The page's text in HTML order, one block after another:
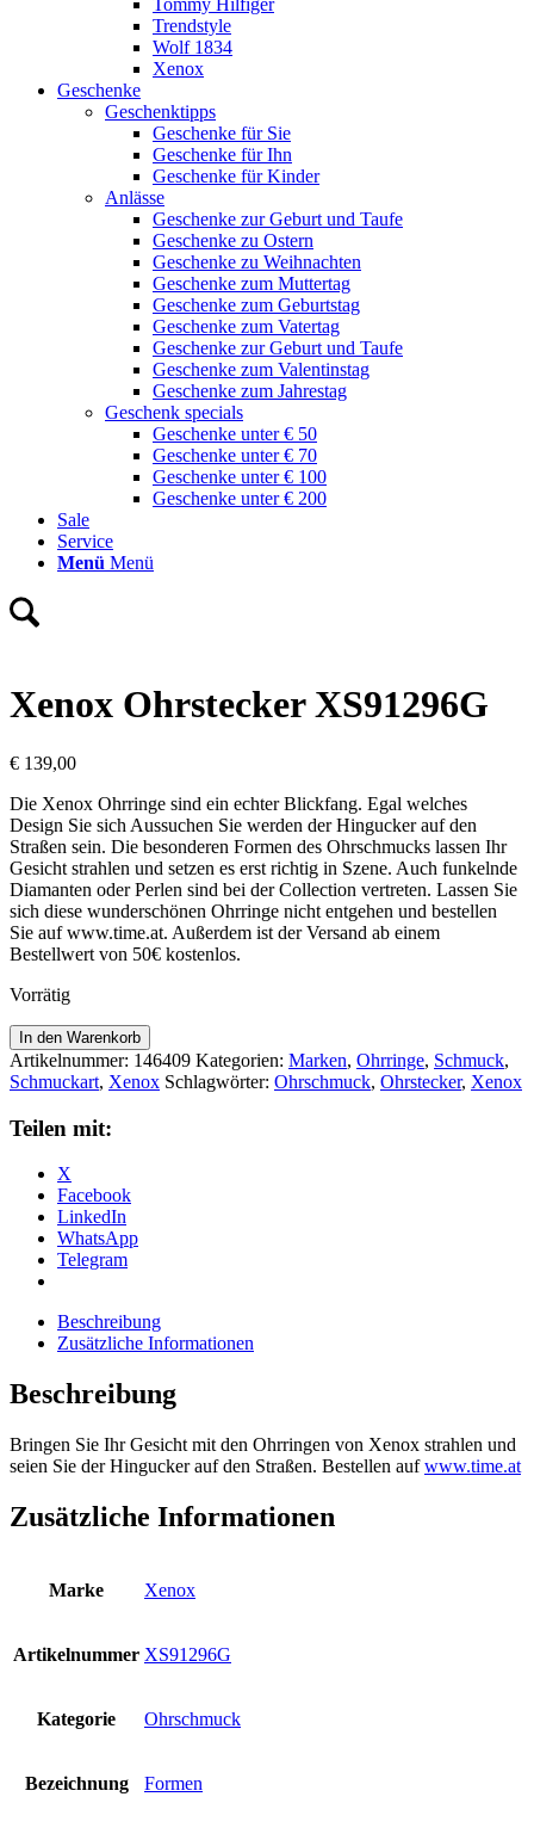
Tommy Hilfiger
Trendstyle
Wolf 1834
Xenox
Geschenke
Geschenktipps
Geschenke für Sie
Geschenke für Ihn
Geschenke für Kinder
Anlässe
Geschenke zur Geburt und Taufe
Geschenke zu Ostern
Geschenke zu Weihnachten
Geschenke zum Muttertag
Geschenke zum Geburtstag
Geschenke zum Vatertag
Geschenke zur Geburt und Taufe
Geschenke zum Valentinstag
Geschenke zum Jahrestag
Geschenk specials
Geschenke unter € 50
Geschenke unter € 70
Geschenke unter € 100
Geschenke unter € 200
Sale
Service
Menü Menü
Xenox Ohrstecker XS91296G
€ 139,00
Die Xenox Ohrringe sind ein echter Blickfang. Egal welches
Design Sie sich Aussuchen Sie werden der Hingucker auf den
Straßen sein. Die besonderen Formen des Ohrschmucks lassen Ihr
Gesicht strahlen und setzen es erst richtig in Szene. Auch funkelnde
Diamanten oder Perlen sind bei der Collection vertreten. Lassen Sie
sich diese wunderschönen Ohrringe nicht entgehen und bestellen
Sie auf www.time.at. Außerdem ist der Versand ab einem
Bestellwert von 50€ kostenlos.
Vorrätig
Xenox
Ohrstecker
XS91296G
In den Warenkorb
Artikelnummer: 146409 Kategorien: Marken, Ohrringe, Schmuck,
Schmuckart, Xenox Schlagwörter: Ohrschmuck, Ohrstecker, Xenox
Teilen mit:
X
Facebook
LinkedIn
WhatsApp
Telegram
Beschreibung
Zusätzliche Informationen
Beschreibung
Bringen Sie Ihr Gesicht mit den Ohrringen von Xenox strahlen und
seien Sie der Hingucker auf den Straßen. Bestellen aufwww.time.at
Zusätzliche Informationen
Marke Xenox
Artikelnummer XS91296G
Kategorie Ohrschmuck
Bezeichnung Formen